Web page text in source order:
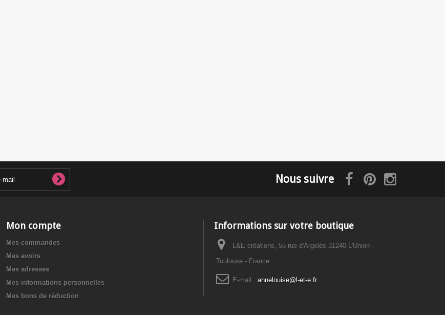
Nous suivre
Mon compte
Mes commandes
Mes avoirs
Mes adresses
Mes informations personnelles
Mes bons de réduction
Informations sur votre boutique
L&E créations, 55 rue d'Argelès 31240 L'Union -
Toulouse - France
E-mail : annelouise@l-et-e.fr